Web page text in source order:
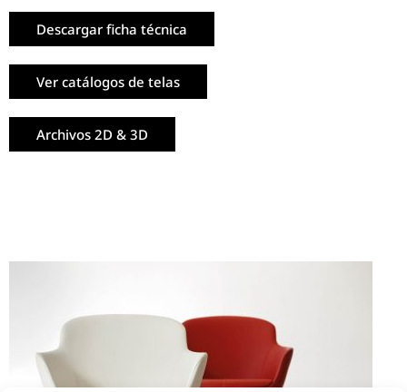
Descargar ficha técnica
Ver catálogos de telas
Archivos 2D & 3D